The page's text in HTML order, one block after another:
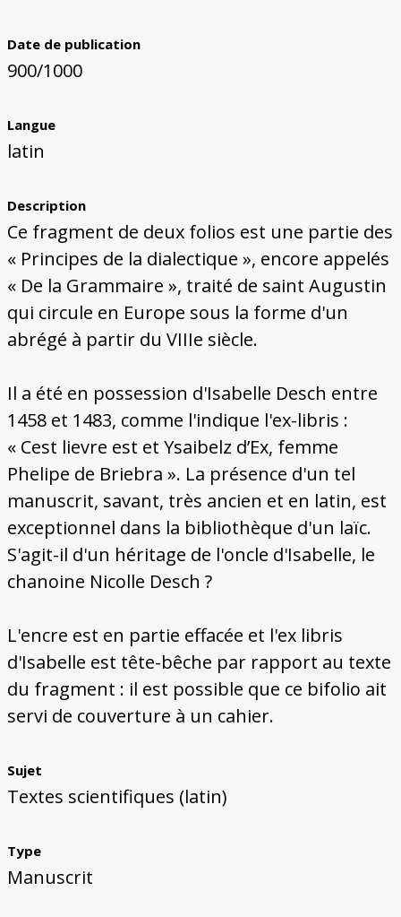
Date de publication
900/1000
Langue
latin
Description
Ce fragment de deux folios est une partie des
« Principes de la dialectique », encore appelés
« De la Grammaire », traité de saint Augustin
qui circule en Europe sous la forme d'un
abrégé à partir du VIIIe siècle.
Il a été en possession d'Isabelle Desch entre
1458 et 1483, comme l'indique l'ex-libris :
« Cest lievre est et Ysaibelz d’Ex, femme
Phelipe de Briebra ». La présence d'un tel
manuscrit, savant, très ancien et en latin, est
exceptionnel dans la bibliothèque d'un laïc.
S'agit-il d'un héritage de l'oncle d'Isabelle, le
chanoine Nicolle Desch ?
L'encre est en partie effacée et l'ex libris
d'Isabelle est tête-bêche par rapport au texte
du fragment : il est possible que ce bifolio ait
servi de couverture à un cahier.
Sujet
Textes scientifiques (latin)
Type
Manuscrit